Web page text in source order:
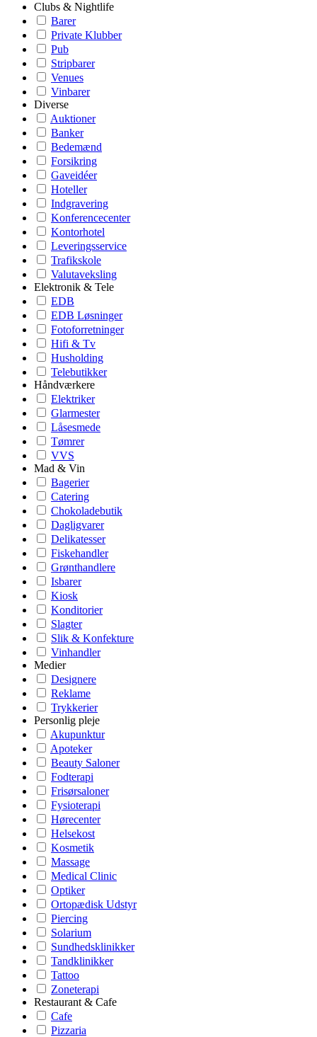
Clubs & Nightlife
Barer
Private Klubber
Pub
Stripbarer
Venues
Vinbarer
Diverse
Auktioner
Banker
Bedemænd
Forsikring
Gaveidéer
Hoteller
Indgravering
Konferencecenter
Kontorhotel
Leveringsservice
Trafikskole
Valutaveksling
Elektronik & Tele
EDB
EDB Løsninger
Fotoforretninger
Hifi & Tv
Husholding
Telebutikker
Håndværkere
Elektriker
Glarmester
Låsesmede
Tømrer
VVS
Mad & Vin
Bagerier
Catering
Chokoladebutik
Dagligvarer
Delikatesser
Fiskehandler
Grønthandlere
Isbarer
Kiosk
Konditorier
Slagter
Slik & Konfekture
Vinhandler
Medier
Designere
Reklame
Trykkerier
Personlig pleje
Akupunktur
Apoteker
Beauty Saloner
Fodterapi
Frisørsaloner
Fysioterapi
Hørecenter
Helsekost
Kosmetik
Massage
Medical Clinic
Optiker
Ortopædisk Udstyr
Piercing
Solarium
Sundhedsklinikker
Tandklinikker
Tattoo
Zoneterapi
Restaurant & Cafe
Cafe
Pizzaria